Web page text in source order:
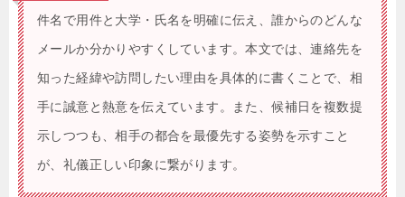
件名で用件と大学・氏名を明確に伝え、誰からのどんな
メールか分かりやすくしています。本文では、連絡先を
知った経緯や訪問したい理由を具体的に書くことで、相
手に誠意と熱意を伝えています。また、候補日を複数提
示しつつも、相手の都合を最優先する姿勢を示すこと
が、礼儀正しい印象に繋がります。